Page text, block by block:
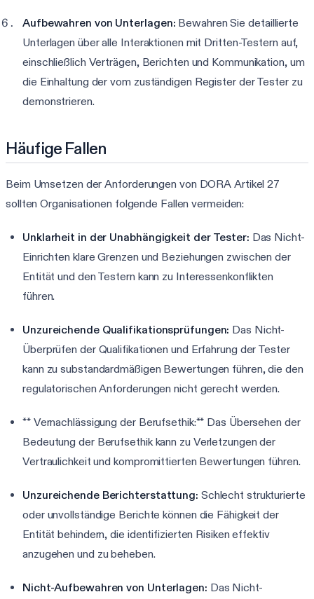
Aufbewahren von Unterlagen: Bewahren Sie detaillierte
Unterlagen über alle Interaktionen mit Dritten-Testern auf,
einschließlich Verträgen, Berichten und Kommunikation, um
die Einhaltung der vom zuständigen Register der Tester zu
demonstrieren.
Häufige Fallen
Beim Umsetzen der Anforderungen von DORA Artikel 27
sollten Organisationen folgende Fallen vermeiden:
Unklarheit in der Unabhängigkeit der Tester: Das Nicht-
Einrichten klare Grenzen und Beziehungen zwischen der
Entität und den Testern kann zu Interessenkonflikten
führen.
Unzureichende Qualifikationsprüfungen: Das Nicht-
Überprüfen der Qualifikationen und Erfahrung der Tester
kann zu substandardmäßigen Bewertungen führen, die den
regulatorischen Anforderungen nicht gerecht werden.
** Vernachlässigung der Berufsethik:** Das Übersehen der
Bedeutung der Berufsethik kann zu Verletzungen der
Vertraulichkeit und kompromittierten Bewertungen führen.
Unzureichende Berichterstattung: Schlecht strukturierte
oder unvollständige Berichte können die Fähigkeit der
Entität behindern, die identifizierten Risiken effektiv
anzugehen und zu beheben.
Nicht-Aufbewahren von Unterlagen: Das Nicht-